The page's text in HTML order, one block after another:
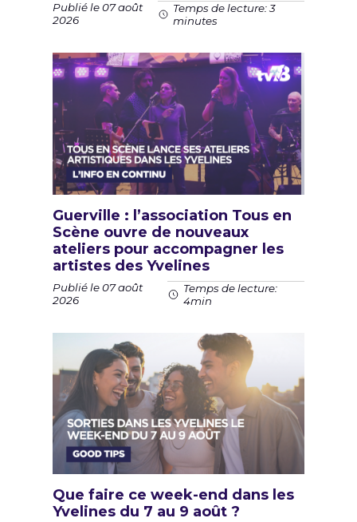
Publié le 07 août
2026
Temps de lecture: 3
minutes
Guerville : l’association Tous en
Scène ouvre de nouveaux
ateliers pour accompagner les
artistes des Yvelines
Publié le 07 août
2026
Temps de lecture:
4min
Que faire ce week-end dans les
Yvelines du 7 au 9 août ?